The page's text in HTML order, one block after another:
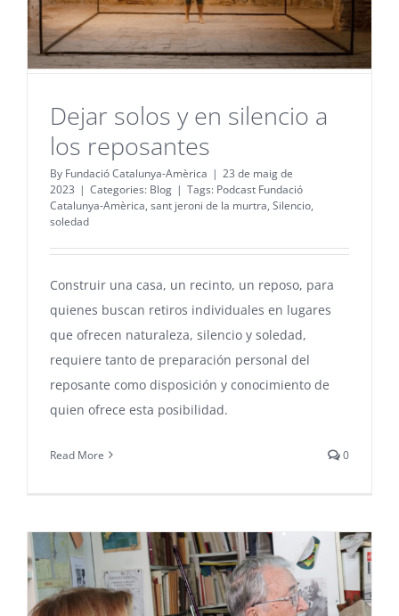
Dejar solos y en silencio a
los reposantes
By Fundació Catalunya-Amèrica | 23 de maig de
2023 | Categories: Blog | Tags: Podcast Fundació
Catalunya-Amèrica, sant jeroni de la murtra, Silencio,
soledad
Construir una casa, un recinto, un reposo, para
quienes buscan retiros individuales en lugares
que ofrecen naturaleza, silencio y soledad,
requiere tanto de preparación personal del
reposante como disposición y conocimiento de
quien ofrece esta posibilidad.
Read More 0